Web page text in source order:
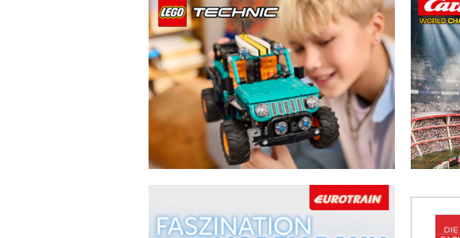
Zu allen Modellbahn-Artikeln. Die Seite öffnet sich im